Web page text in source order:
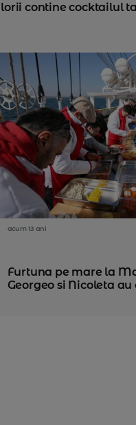
contine cocktailul
acum 13 ani
Furtuna pe mare la
Georgeo si Nicoleta au